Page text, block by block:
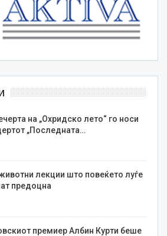
на „Охридско лето“ го носи
„Последната…
лекции што повеќето луѓе
предоцна
премиер Албин Курти беше